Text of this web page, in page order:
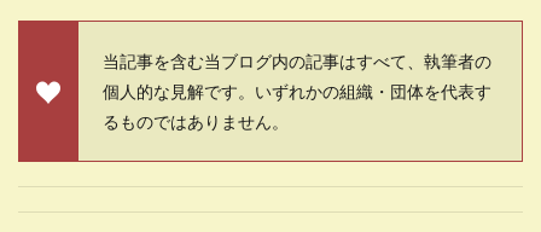
当記事を含む当ブログ内の記事はすべて、執筆者の
個人的な見解です。いずれかの組織・団体を代表す
るものではありません。